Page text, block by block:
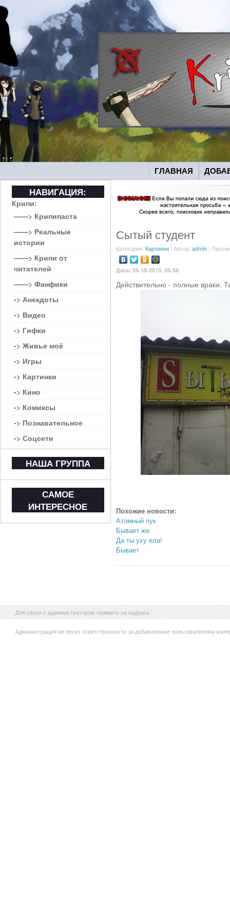
ГЛАВНАЯ
Сытый студент
Категория: Картинки | Автор: admin |
Дата: 25-10-2013, 05:56
Действительно - полные враки.
Похожие новости:
Атомный пук
Бывает же
Да ты уху ела!
Бывает
НАВИГАЦИЯ:
Крипи:
——> Крипипаста
——> Реальные
истории
——> Крипи от
читателей
——> Фанфики
-> Анекдоты
-> Видео
-> Гифки
-> Живье моё
-> Игры
-> Картинки
-> Кино
-> Комиксы
-> Познавательное
-> Соцсети
НАША ГРУППА
САМОЕ
ИНТЕРЕСНОЕ
Для связи с администратором нажмите на надпись
Администрация не несет ответственности за добавленные пользователями